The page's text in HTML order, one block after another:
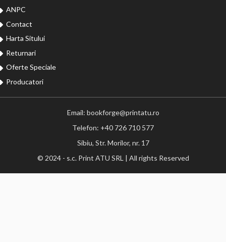
ANPC
Contact
Harta Sitului
Returnari
Oferte Speciale
Producatori
Email: bookforge@printatu.ro
Telefon: +40 726 710 577
Sibiu, Str. Morilor, nr. 17
© 2024 - s.c. Print ATU SRL | All rights Reserved